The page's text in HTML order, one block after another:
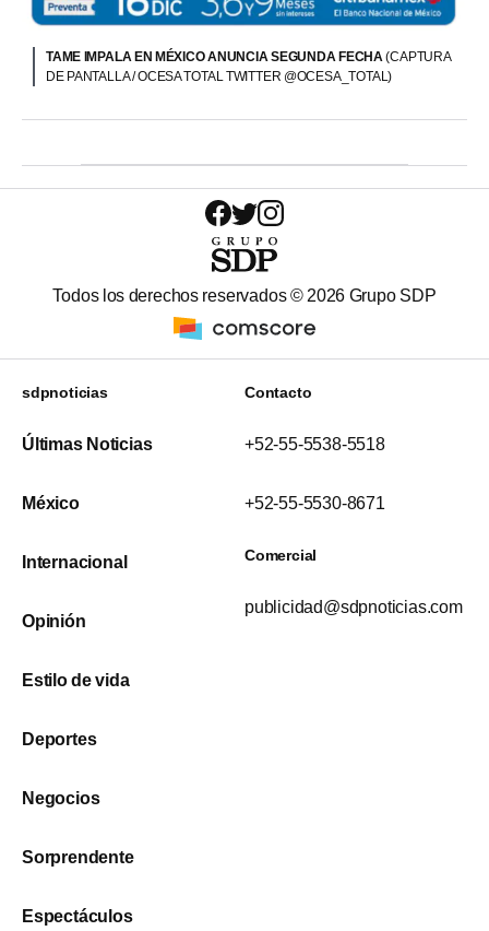
TAME IMPALA EN MÉXICO ANUNCIA SEGUNDA FECHA(CAPTURA
DE PANTALLA / OCESA TOTAL TWITTER @OCESA_TOTAL)
Todos los derechos reservados ©2026 Grupo SDP
sdpnoticias
Últimas Noticias
México
Internacional
Opinión
Estilo de vida
Deportes
Negocios
Sorprendente
Espectáculos
Contacto
+52-55-5538-5518
+52-55-5530-8671
Comercial
publicidad@sdpnoticias.com